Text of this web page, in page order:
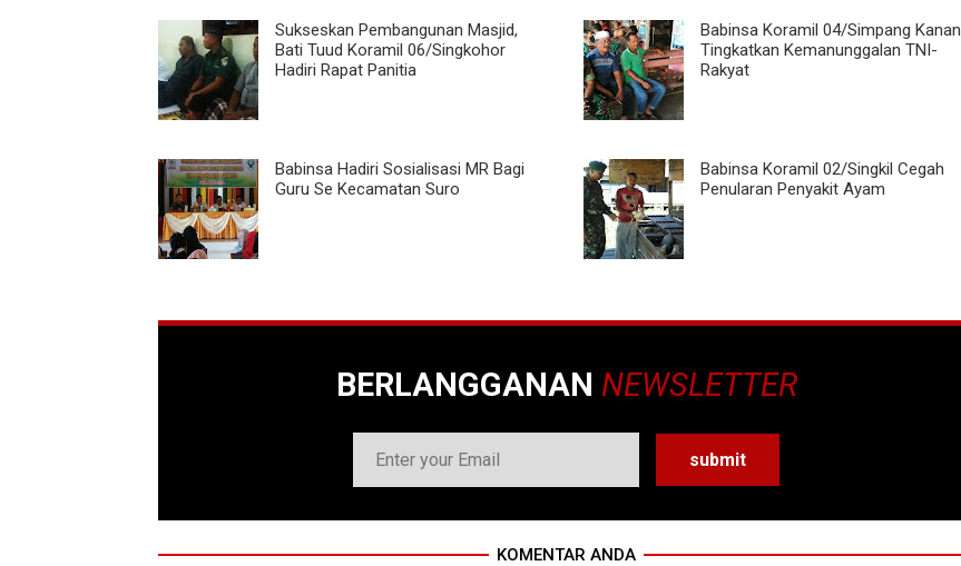
Sukseskan Pembangunan Masjid,
Bati Tuud Koramil 06/Singkohor
Hadiri Rapat Panitia
Babinsa Koramil 04/Simpang Kanan
Tingkatkan Kemanunggalan TNI-
Rakyat
Babinsa Hadiri Sosialisasi MR Bagi
Guru Se Kecamatan Suro
Babinsa Koramil 02/Singkil Cegah
Penularan Penyakit Ayam
BERLANGGANAN NEWSLETTER
KOMENTAR ANDA